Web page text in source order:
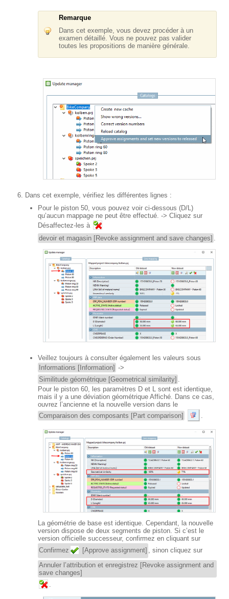
Remarque
Dans cet exemple, vous devez procéder à un
examen détaillé. Vous ne pouvez pas valider
toutes les propositions de manière générale.
Dans cet exemple, vérifiez les différentes lignes :
Pour le piston 50, vous pouvez voir ci-dessous (D/L)
qu’aucun mappage ne peut être effectué. -> Cliquez sur
Désaffectez-les à
devoir et magasin [Revoke assignment and save changes] .
Veillez toujours à consulter également les valeurs sous
Informations [Information] ->
Similitude géométrique [Geometrical similarity]
Pour le piston 60, les paramètres D et L sont est identique,
mais il y a une déviation géométrique Affiché. Dans ce cas,
ouvrez l’ancienne et la nouvelle version dans le
Comparaison des composants [Part comparison]
.
La géométrie de base est identique. Cependant, la nouvelle
version dispose de deux segments de piston. Si c’est le
version officielle successeur, confirmez en cliquant sur
Confirmez
[Approve assignment]
, sinon cliquez sur
Annuler l’attribution et enregistrez [Revoke assignment and
save changes]